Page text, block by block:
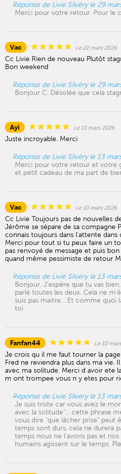
Réponse de Livie Silvéry le 29
Merci pour votre retour. Pour le
Vac Le 22 mars 2026
Cc Livie Rien de nouveau Plutôt
Bon weekend
Réponse de Livie Silvéry le 29
Bonjour C. Désolée que cela
Ayi Le 13 mars 2026
Juste incroyable. Merci
Réponse de Livie Silvéry le 13
Merci pour votre retour et votre
et petit cadeau de ma part de
Vac Le 10 mars 2026
Cc Livie Toujours pas de nouvelles
Jérôme se sépare de sa compagne
connais toujours dans l'attente dans
Merci pour tout si tu peux faire un
pas renvoyé de message et puis
quand même pessimiste de retour
Réponse de Livie Silvéry le 13
Bonjour. J'espère que tu vas
parlé toutes les deux. Cela ne
suis pas maitre... Et comme quoi
toi
Fanfan44 Le 10
Je crois qu il me faut tourner la
Fred ne reviendra plus dans ma vie.
avec ma solitude. Merci d avoir ete
m ont trompee vous n y etes pour
Réponse de Livie Silvéry le 13
Je suis triste car vous avez le
avec la solitude"... cette phrase
vous dire "que lâcher prise" peut
temps sont durs, cela ne durera
temps nous ne l'avons pas et
humains agissent sur le temps.